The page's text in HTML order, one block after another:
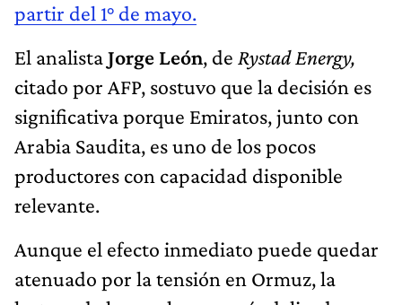
partir del 1° de mayo.
El analistaJorge León, de Rystad Energy,
citado por AFP, sostuvo que la decisión es
significativa porque Emiratos, junto con
Arabia Saudita, es uno de los pocos
productores con capacidad disponible
relevante.
Aunque el efecto inmediato puede quedar
atenuado por la tensión en Ormuz, la